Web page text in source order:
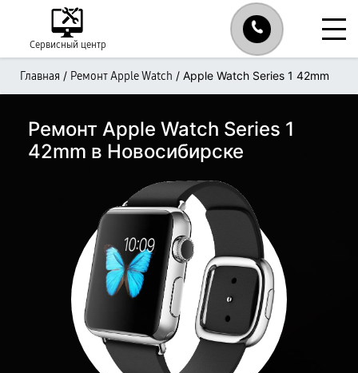
Сервисный центр
Главная / Ремонт Apple Watch / Apple Watch Series 1 42mm
Ремонт Apple Watch Series 1
42mm в Новосибирске